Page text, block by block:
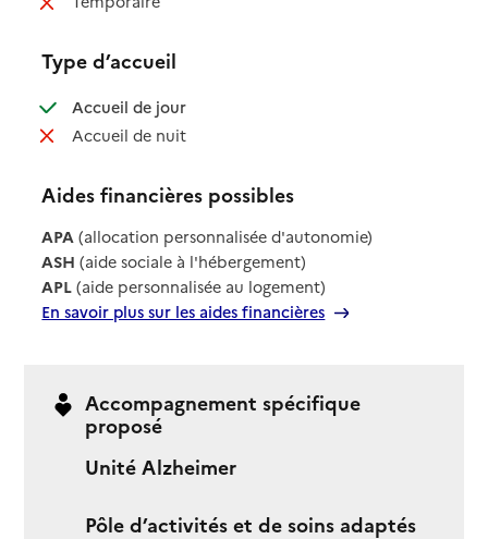
Type d’accueil
Accueil de jour: disponible
Accueil de nuit: non disponible
Aides financières possibles
APA (allocation personnalisée d'autonomie)
ASH (aide sociale à l'hébergement)
APL (aide personnalisée au logement)
En savoir plus sur les aides financières
Accompagnement spécifique
proposé
Unité Alzheimer
Pôle d’activités et de soins adaptés